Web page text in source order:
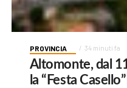
PROVINCIA 34 minuti fa
Altomonte, dal
la “Festa